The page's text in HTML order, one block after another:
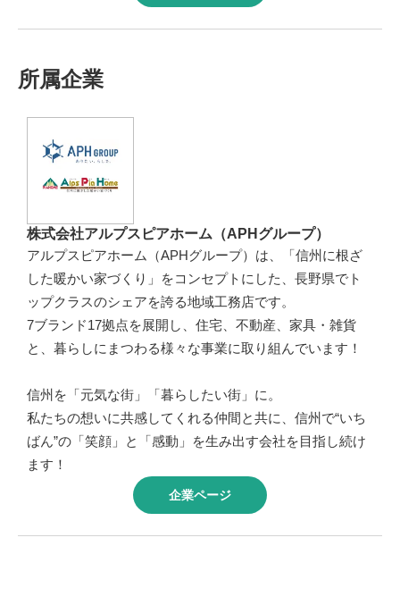
所属企業
株式会社アルプスピアホーム（APHグループ）
アルプスピアホーム（APHグループ）は、「信州に根ざ
した暖かい家づくり」をコンセプトにした、長野県でト
ップクラスのシェアを誇る地域工務店です。
7ブランド17拠点を展開し、住宅、不動産、家具・雑貨
と、暮らしにまつわる様々な事業に取り組んでいます！
信州を「元気な街」「暮らしたい街」に。
私たちの想いに共感してくれる仲間と共に、信州で“いち
ばん”の「笑顔」と「感動」を生み出す会社を目指し続け
ます！
企業ページ